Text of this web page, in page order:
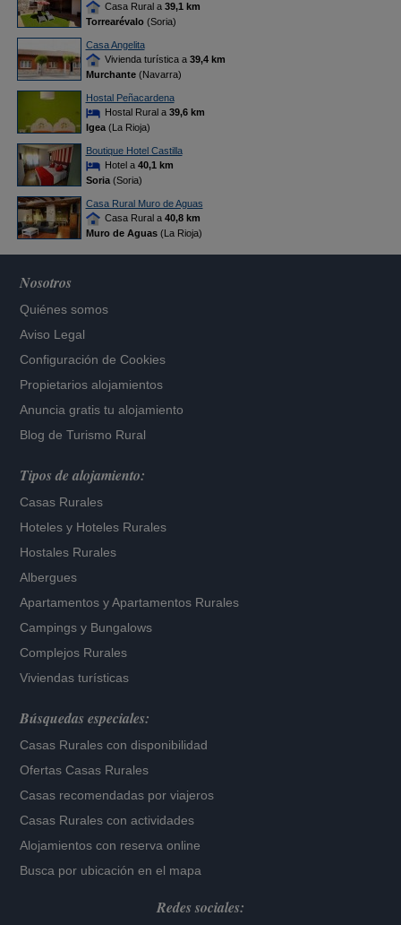
Casa Rural a 39,1 km
Torrearévalo(Soria)
Casa Angelita
Vivienda turística a 39,4 km
Murchante(Navarra)
Hostal Peñacardena
Hostal Rural a 39,6 km
Igea(La Rioja)
Boutique Hotel Castilla
Hotel a 40,1 km
Soria(Soria)
Casa Rural Muro de Aguas
Casa Rural a 40,8 km
Muro de Aguas(La Rioja)
Nosotros
Quiénes somos
Aviso Legal
Configuración de Cookies
Propietarios alojamientos
Anuncia gratis tu alojamiento
Blog de Turismo Rural
Tipos de alojamiento:
Casas Rurales
Hoteles y Hoteles Rurales
Hostales Rurales
Albergues
Apartamentos yApartamentos Rurales
Campings y Bungalows
Complejos Rurales
Viviendas turísticas
Búsquedas especiales:
Casas Rurales con disponibilidad
Ofertas Casas Rurales
Casas recomendadas por viajeros
Casas Rurales con actividades
Alojamientos con reserva online
Busca por ubicación en el mapa
Redes sociales: